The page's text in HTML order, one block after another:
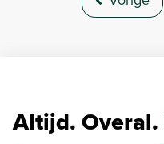
Altijd. Overal.